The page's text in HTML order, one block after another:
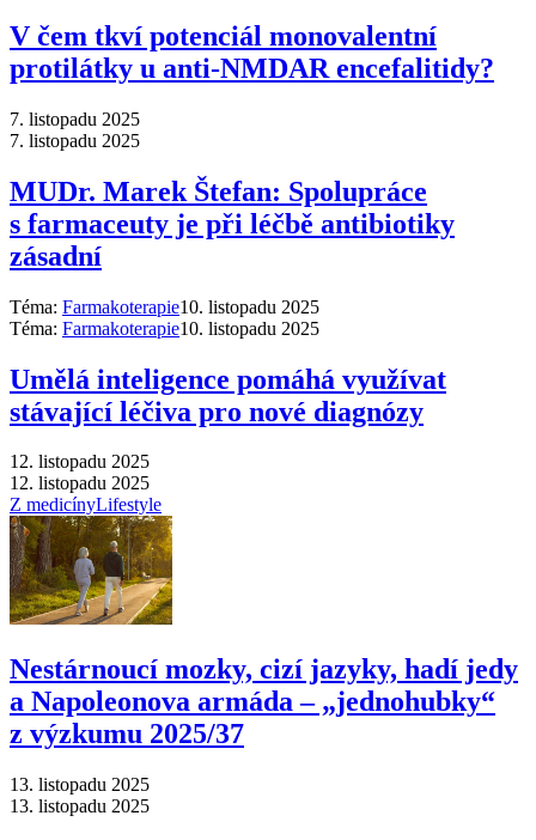
V čem tkví potenciál monovalentní
protilátky u anti-NMDAR encefalitidy?
7. listopadu 2025
7. listopadu 2025
MUDr. Marek Štefan: Spolupráce
s farmaceuty je při léčbě antibiotiky
zásadní
Téma: Farmakoterapie10. listopadu 2025
Téma: Farmakoterapie10. listopadu 2025
Umělá inteligence pomáhá využívat
stávající léčiva pro nové diagnózy
12. listopadu 2025
12. listopadu 2025
Z medicínyLifestyle
Nestárnoucí mozky, cizí jazyky, hadí jedy
a Napoleonova armáda –⁠ „jednohubky“
z výzkumu 2025/37
13. listopadu 2025
13. listopadu 2025